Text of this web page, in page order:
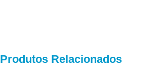
Produtos Relacionados